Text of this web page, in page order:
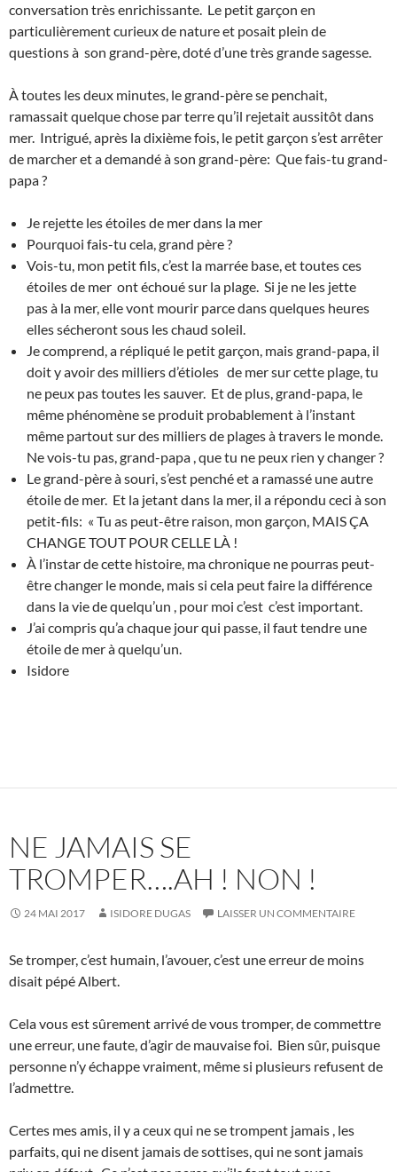
conversation très enrichissante. Le petit garçon en
particulièrement curieux de nature et posait plein de
questions à son grand-père, doté d’une très grande sagesse.
À toutes les deux minutes, le grand-père se penchait,
ramassait quelque chose par terre qu’il rejetait aussitôt dans
mer. Intrigué, après la dixième fois, le petit garçon s’est arrêter
de marcher et a demandé à son grand-père: Que fais-tu grand-
papa ?
Je rejette les étoiles de mer dans la mer
Pourquoi fais-tu cela, grand père ?
Vois-tu, mon petit fils, c’est la marrée base, et toutes ces
étoiles de mer ont échoué sur la plage. Si je ne les jette
pas à la mer, elle vont mourir parce dans quelques heures
elles sécheront sous les chaud soleil.
Je comprend, a répliqué le petit garçon, mais grand-papa, il
doit y avoir des milliers d’étioles de mer sur cette plage, tu
ne peux pas toutes les sauver. Et de plus, grand-papa, le
même phénomène se produit probablement à l’instant
même partout sur des milliers de plages à travers le monde.
Ne vois-tu pas, grand-papa , que tu ne peux rien y changer ?
Le grand-père à souri, s’est penché et a ramassé une autre
étoile de mer. Et la jetant dans la mer, il a répondu ceci à son
petit-fils: « Tu as peut-être raison, mon garçon, MAIS ÇA
CHANGE TOUT POUR CELLE LÀ !
À l’instar de cette histoire, ma chronique ne pourras peut-
être changer le monde, mais si cela peut faire la différence
dans la vie de quelqu’un , pour moi c’est c’est important.
J’ai compris qu’a chaque jour qui passe, il faut tendre une
étoile de mer à quelqu’un.
Isidore
NE JAMAIS SE
TROMPER….AH ! NON !
24 MAI 2017 ISIDORE DUGAS LAISSER UN COMMENTAIRE
Se tromper, c’est humain, l’avouer, c’est une erreur de moins
disait pépé Albert.
Cela vous est sûrement arrivé de vous tromper, de commettre
une erreur, une faute, d’agir de mauvaise foi. Bien sûr, puisque
personne n’y échappe vraiment, même si plusieurs refusent de
l’admettre.
Certes mes amis, il y a ceux qui ne se trompent jamais , les
parfaits, qui ne disent jamais de sottises, qui ne sont jamais